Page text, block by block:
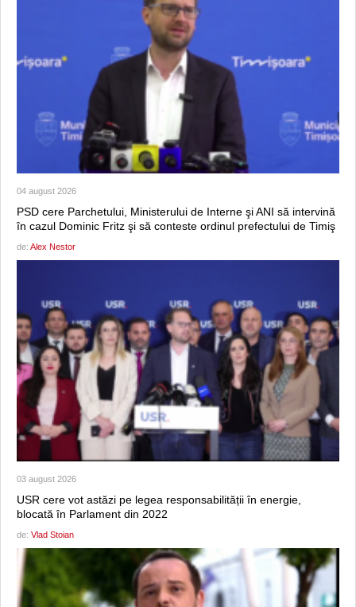
04 august 2026
PSD cere Parchetului, Ministerului de Interne şi ANI să intervină
în cazul Dominic Fritz şi să conteste ordinul prefectului de Timiş
de: Alex Nestor
03 august 2026
USR cere vot astăzi pe legea responsabilității în energie,
blocată în Parlament din 2022
de: Vlad Stoian